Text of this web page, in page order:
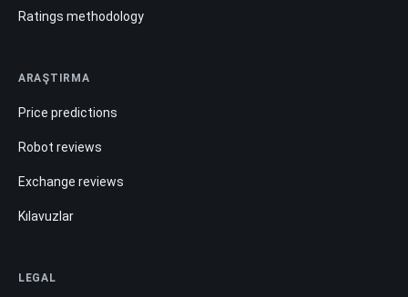
Ratings methodology
ARAŞTIRMA
Price predictions
Robot reviews
Exchange reviews
Kılavuzlar
LEGAL